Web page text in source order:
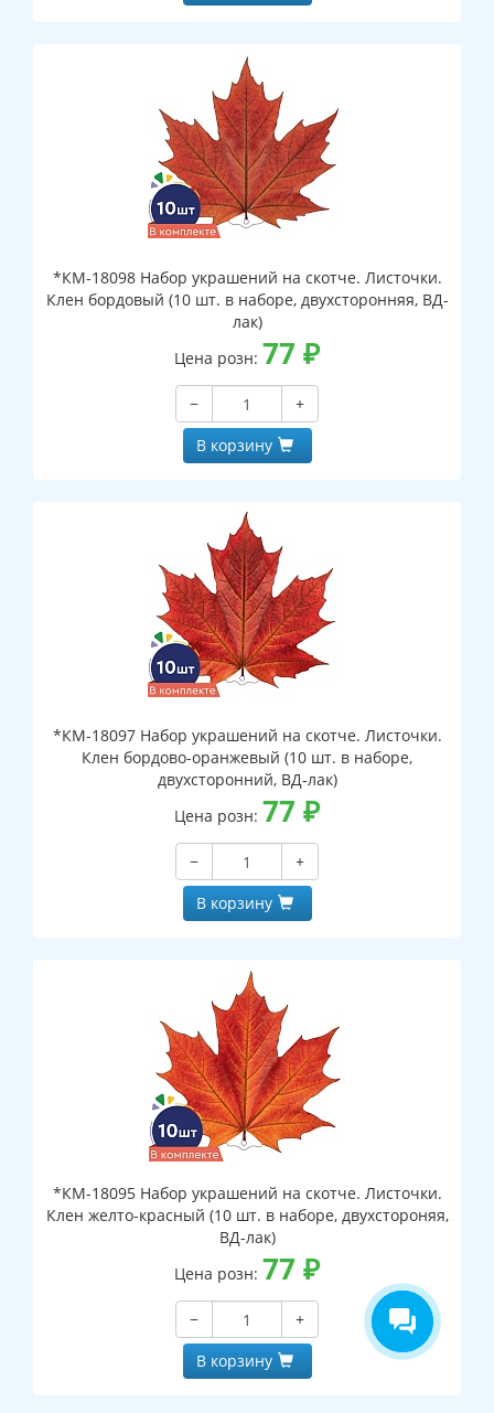
*КМ-18098 Набор украшений на скотче. Листочки.
Клен бордовый (10 шт. в наборе, двухсторонняя, ВД-
лак)
Цена розн: 77 ₽
−
+
В корзину
*КМ-18097 Набор украшений на скотче. Листочки.
Клен бордово-оранжевый (10 шт. в наборе,
двухсторонний, ВД-лак)
Цена розн: 77 ₽
−
+
В корзину
*КМ-18095 Набор украшений на скотче. Листочки.
Клен желто-красный (10 шт. в наборе, двухстороняя,
ВД-лак)
Цена розн: 77 ₽
−
+
В корзину